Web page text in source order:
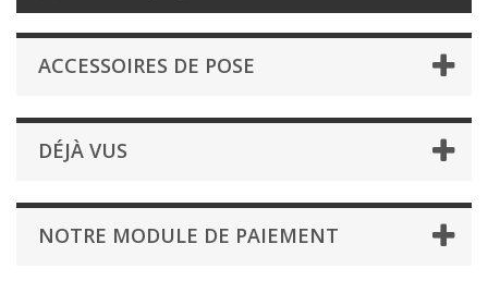
ACCESSOIRES DE POSE
DÉJÀ VUS
NOTRE MODULE DE PAIEMENT